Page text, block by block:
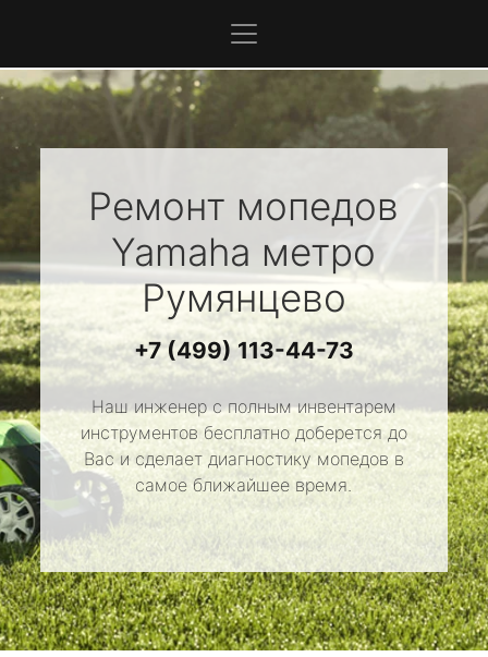
Ремонт мопедов
Yamaha метро
Румянцево
+7 (499) 113-44-73
Наш инженер с полным инвентарем
инструментов бесплатно доберется до
Вас и сделает диагностику мопедов в
самое ближайшее время.